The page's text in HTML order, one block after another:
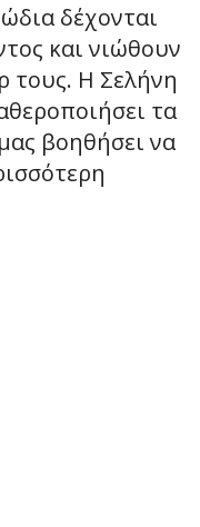
δέχονται
και νιώθουν
τους. Η Σελήνη
τα
βοηθήσει να